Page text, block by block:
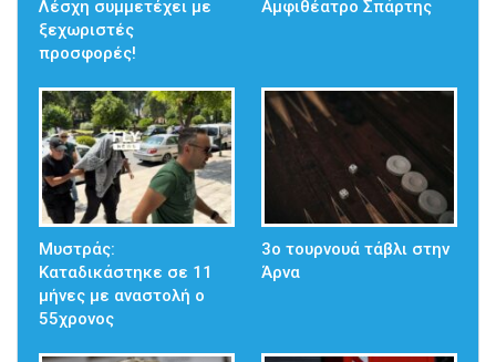
Λέσχη συμμετέχει με
ξεχωριστές
προσφορές!
Αμφιθέατρο Σπάρτης
Μυστράς:
Καταδικάστηκε σε 11
μήνες με αναστολή ο
55χρονος
3ο τουρνουά τάβλι στην
Άρνα